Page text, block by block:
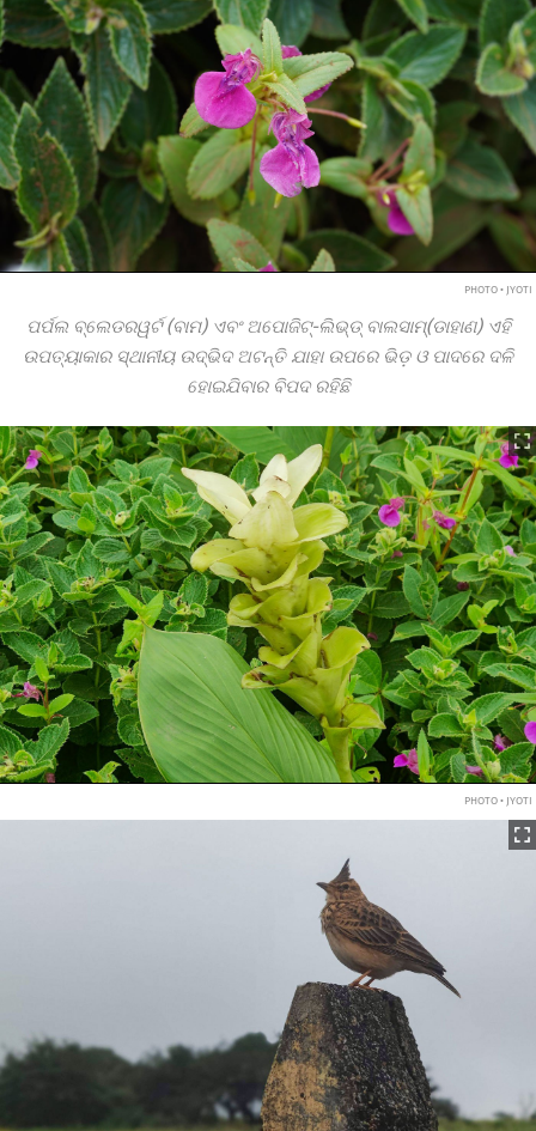
PHOTO • JYOTI
ପର୍ପଲ ବ୍ଲେଡରୱର୍ଟ (ବାମ) ଏବଂ ଅପୋଜିଟ୍‌-ଲିଭ୍‌ଡ୍‌ ବାଲସାମ୍‌(ଡାହାଣ) ଏହି
ଉପତ୍ୟାକାର ସ୍ଥାନୀୟ ଉଦ୍ଭିଦ ଅଟନ୍ତି ଯାହା ଉପରେ ଭିଡ଼ ଓ ପାଦରେ ଦଳି
ହୋଇଯିବାର ବିପଦ ରହିଛି
PHOTO • JYOTI